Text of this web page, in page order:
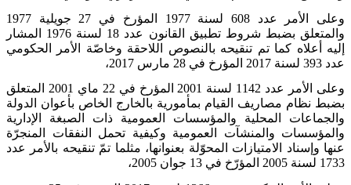
وعلى الأمر عدد 608 لسنة 1977 المؤرخ في 27 جويلية 1977
والمتعلق بضبط شروط تطبيق القانون عدد 18 لسنة 1976 المشار
إليه أعلاه كما تم تنقيحه بالنصوص اللاحقة وخاصّة الأمر الحكومي
عدد 393 لسنة 2017 المؤرخ في 28 مارس 2017،
وعلى الأمر عدد 1142 لسنة 2001 المؤرخ في 22 ماي 2001 المتعلق
بضبط نظام مصاريف القيام بمأمورية بالخارج الخاص بأعوان الدولة
والجماعات المحلية والمؤسسات العمومية ذات الصبغة الإدارية
والمؤسسات والمنشآت العمومية وكيفية تحمل النفقات المنجرّة
عنها وإسناد الامتيازات المحوّلة بعنوانها، مثلما تمّ تنقيحه بالأمر عدد
1733 لسنة 2005 المؤرّخ في 13 جوان 2005،